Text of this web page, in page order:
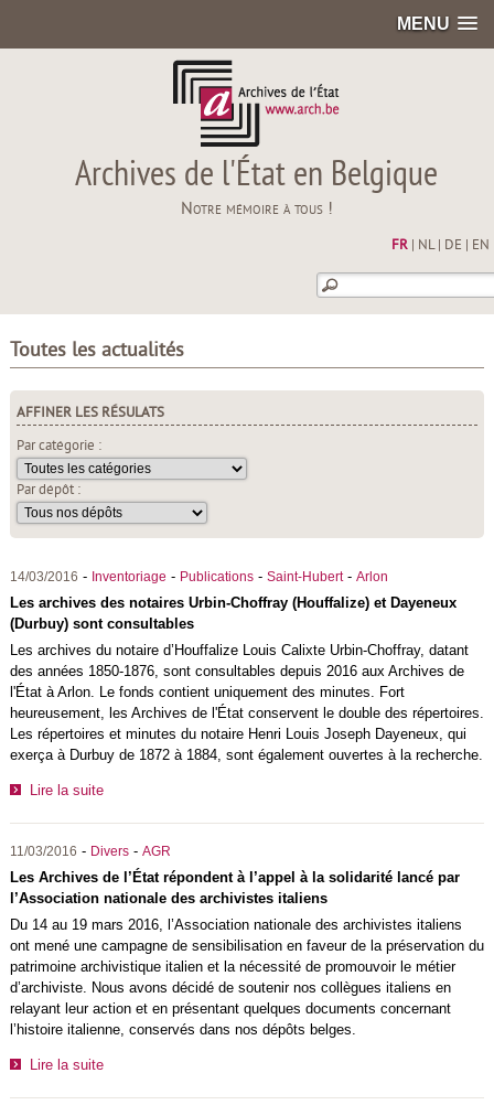
MENU
Archives de l'État en Belgique
Notre mémoire à tous !
FR| NL| DE EN
Toutes les actualités
AFFINER LES RÉSULATS
Par catégorie :
Par dépôt :
14/03/2016 - Inventoriage - Publications- Saint-Hubert- Arlon
Les archives des notaires Urbin-Choffray (Houffalize) et Dayeneux
(Durbuy) sont consultables
Les archives du notaire d’Houffalize Louis Calixte Urbin-Choffray, datant
des années 1850-1876, sont consultables depuis 2016 aux Archives de
l'État à Arlon. Le fonds contient uniquement des minutes. Fort
heureusement, les Archives de l'État conservent le double des répertoires.
Les répertoires et minutes du notaire Henri Louis Joseph Dayeneux, qui
exerça à Durbuy de 1872 à 1884, sont également ouvertes à la recherche.
Lire la suite
11/03/2016 - Divers- AGR
Les Archives de l’État répondent à l’appel à la solidarité lancé par
l’Association nationale des archivistes italiens
Du 14 au 19 mars 2016, l’Association nationale des archivistes italiens
ont mené une campagne de sensibilisation en faveur de la préservation du
patrimoine archivistique italien et la nécessité de promouvoir le métier
d’archiviste. Nous avons décidé de soutenir nos collègues italiens en
relayant leur action et en présentant quelques documents concernant
l’histoire italienne, conservés dans nos dépôts belges.
Lire la suite